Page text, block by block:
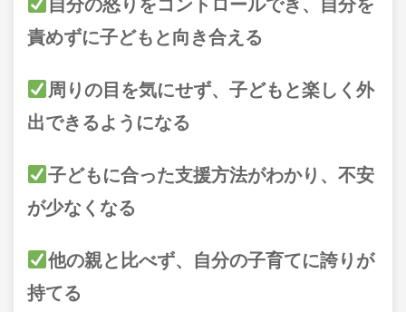
自分の怒りをコントロールでき、自分を
責めずに子どもと向き合える
周りの目を気にせず、子どもと楽しく外
出できるようになる
子どもに合った支援方法がわかり、不安
が少なくなる
他の親と比べず、自分の子育てに誇りが
持てる